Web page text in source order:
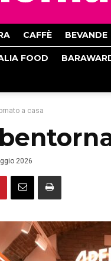
CAFFÈ BEVANDE
FOOD
a casa
2026